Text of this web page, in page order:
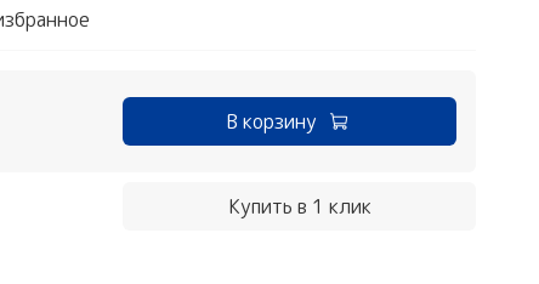
В корзину
Купить в 1 клик